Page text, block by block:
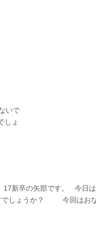
いで
しょ
17新卒の矢部です。 今日
でしょうか？ 今回はおな